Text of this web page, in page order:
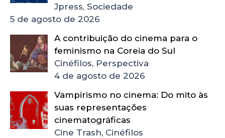
Jpress, Sociedade
5 de agosto de 2026
A contribuição do cinema para o
feminismo na Coreia do Sul
Cinéfilos, Perspectiva
4 de agosto de 2026
Vampirismo no cinema: Do mito às
suas representações
cinematográficas
Cine Trash, Cinéfilos